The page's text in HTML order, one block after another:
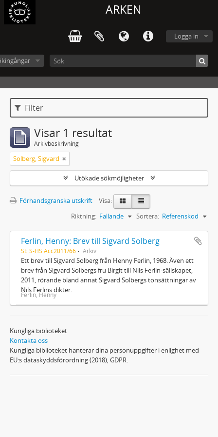
ARKEN
Logga in
Filter
Visar 1 resultat
Arkivbeskrivning
Solberg, Sigvard
Utökade sökmöjligheter
Förhandsgranska utskrift
Visa:
Sortera: Referenskod
Riktning: Fallande
Ferlin, Henny: Brev till Sigvard Solberg
SE S-HS Acc2011/66 Arkiv
Ett brev till Sigvard Solberg från Henny Ferlin, 1968. Även ett
brev från Sigvard Solbergs fru Birgit till Nils Ferlin-sällskapet,
2011, rörande bland annat Sigvard Solbergs tonsättningar av
Nils Ferlins dikter.
Ferlin, Henny
Kungliga biblioteket
Kontakta oss
Kungliga biblioteket hanterar dina personuppgifter i enlighet med
EU:s dataskyddsförordning (2018), GDPR.